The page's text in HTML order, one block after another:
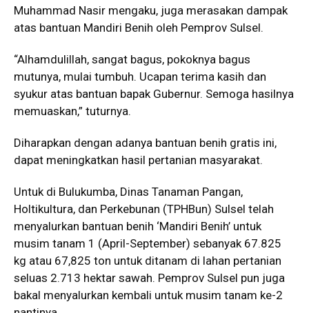
Muhammad Nasir mengaku, juga merasakan dampak
atas bantuan Mandiri Benih oleh Pemprov Sulsel.
“Alhamdulillah, sangat bagus, pokoknya bagus
mutunya, mulai tumbuh. Ucapan terima kasih dan
syukur atas bantuan bapak Gubernur. Semoga hasilnya
memuaskan,” tuturnya.
Diharapkan dengan adanya bantuan benih gratis ini,
dapat meningkatkan hasil pertanian masyarakat.
Untuk di Bulukumba, Dinas Tanaman Pangan,
Holtikultura, dan Perkebunan (TPHBun) Sulsel telah
menyalurkan bantuan benih ‘Mandiri Benih’ untuk
musim tanam 1 (April-September) sebanyak 67.825
kg atau 67,825 ton untuk ditanam di lahan pertanian
seluas 2.713 hektar sawah. Pemprov Sulsel pun juga
bakal menyalurkan kembali untuk musim tanam ke-2